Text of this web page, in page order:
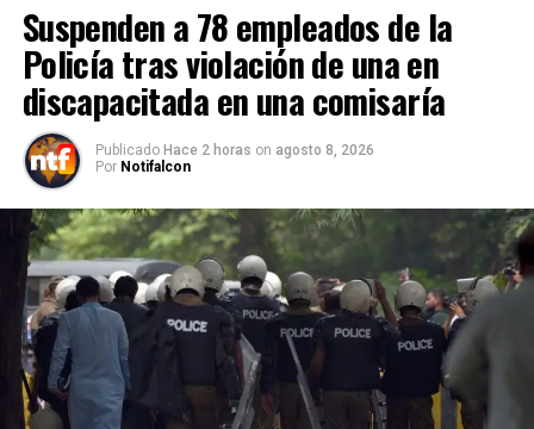
Suspenden a 78 empleados de la
Policía tras violación de una en
discapacitada en una comisaría
Publicado Hace 2 horas on agosto 8, 2026
Por Notifalcon